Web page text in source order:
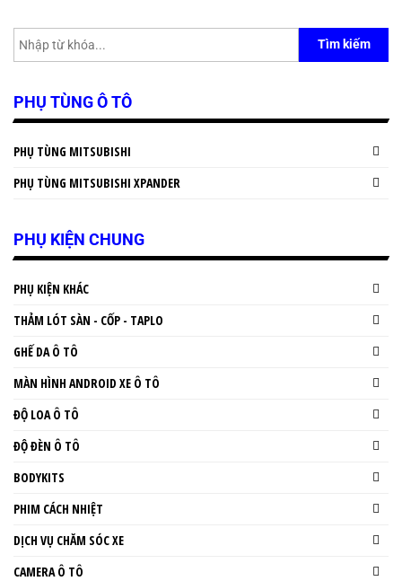
Tìm kiếm
PHỤ TÙNG Ô TÔ
PHỤ TÙNG MITSUBISHI
PHỤ TÙNG MITSUBISHI XPANDER
PHỤ KIỆN CHUNG
PHỤ KIỆN KHÁC
THẢM LÓT SÀN - CỐP - TAPLO
GHẾ DA Ô TÔ
MÀN HÌNH ANDROID XE Ô TÔ
ĐỘ LOA Ô TÔ
ĐỘ ĐÈN Ô TÔ
BODYKITS
PHIM CÁCH NHIỆT
DỊCH VỤ CHĂM SÓC XE
CAMERA Ô TÔ